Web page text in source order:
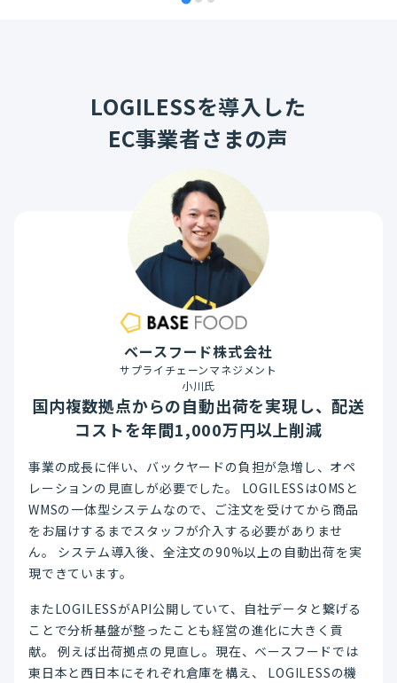
LOGILESSを導入した
EC事業者さまの声
ベースフード株式会社
サプライチェーンマネジメント
小川氏
国内複数拠点からの自動出荷を実現し、配送
コストを年間1,000万円以上削減
事業の成長に伴い、バックヤードの負担が急増し、オペ
レーションの見直しが必要でした。 LOGILESSはOMSと
WMSの一体型システムなので、ご注文を受けてから商品
をお届けするまでスタッフが介入する必要がありませ
ん。 システム導入後、全注文の90%以上の自動出荷を実
現できています。
またLOGILESSがAPI公開していて、自社データと繋げる
ことで分析基盤が整ったことも経営の進化に大きく貢
献。 例えば出荷拠点の見直し。現在、ベースフードでは
東日本と西日本にそれぞれ倉庫を構え、 LOGILESSの機